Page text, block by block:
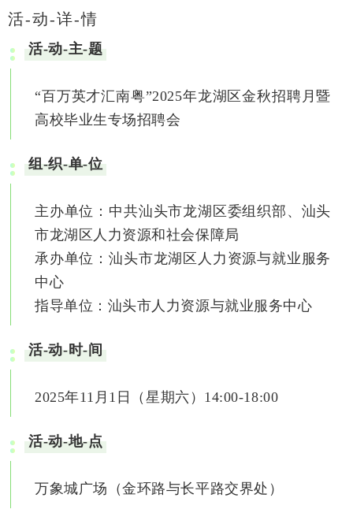
活-动-详-情
活-动-主-题
“百万英才汇南粤”2025年龙湖区金秋招聘月暨
高校毕业生专场招聘会
组-织-单-位
主办单位：中共汕头市龙湖区委组织部、汕头
市龙湖区人力资源和社会保障局
承办单位：汕头市龙湖区人力资源与就业服务
中心
指导单位：汕头市人力资源与就业服务中心
活-动-时-间
2025年11月1日（星期六）14:00-18:00
活-动-地-点
万象城广场（金环路与长平路交界处）